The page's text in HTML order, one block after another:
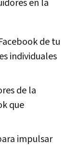
en la
de tu
individuales
de la
que
impulsar